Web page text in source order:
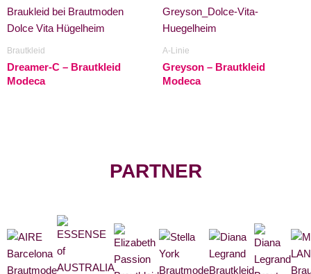
Brautkleid
Dreamer-C – Brautkleid
Modeca
A-Linie
Greyson – Brautkleid
Modeca
PARTNER